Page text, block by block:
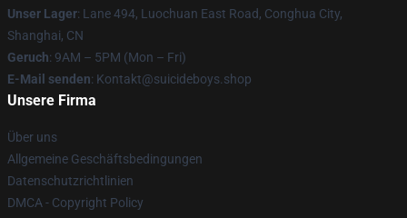
Unser Lager: Lane 494, Luochuan East Road, Conghua City,
Shanghai, CN
Geruch: 9AM – 5PM (Mon – Fri)
E-Mail senden: Kontakt@suicideboys.shop
Unsere Firma
Über uns
Allgemeine Geschäftsbedingungen
Datenschutzrichtlinien
DMCA - Copyright Policy